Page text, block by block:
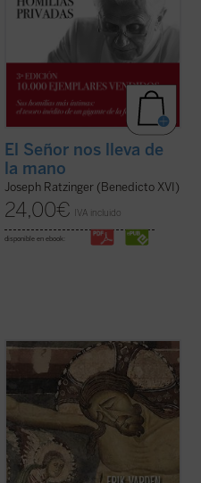
El Señor nos lleva de
la mano
Joseph Ratzinger (Benedicto XVI)
24,00€ IVA incluido
disponible en ebook:
¿Qué hacer cuando el sufrimiento se
vuelve insoportable y las respuestas
convencionales ya no bastan? El monje y
obispo Erik Varden nos propone un camino.
Inspirándose en un antiguo poema
cisterciense, este libro nos invita a
contemplar ...